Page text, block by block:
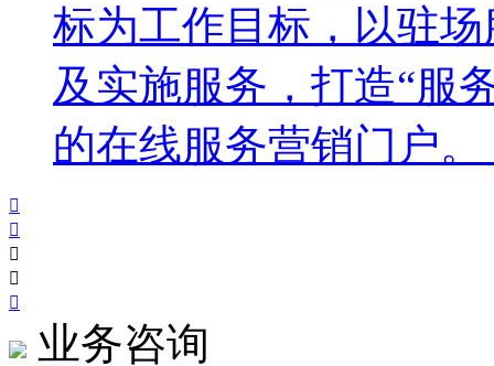
标为工作目标，以驻
及实施服务，打造“服
的在线服务营销门户。





业务咨询